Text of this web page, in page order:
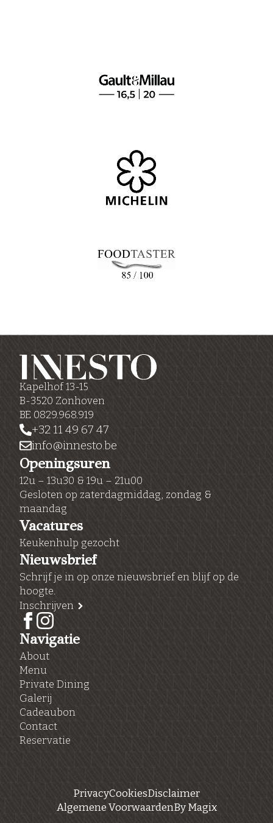
Kapelhof 13-15
B-3520 Zonhoven
BE 0829.968.919
+32 11 49 67 47
info@innesto.be
Openingsuren
12u – 13u30 & 19u – 21u00
Gesloten op zaterdagmiddag, zondag &
maandag
Vacatures
Keukenhulp gezocht
Nieuwsbrief
Schrijf je in op onze nieuwsbrief en blijf op de
hoogte.
Inschrijven
Navigatie
About
Menu
Private Dining
Galerij
Cadeaubon
Contact
Reservatie
PrivacyCookiesDisclaimer
Algemene VoorwaardenBy Magix